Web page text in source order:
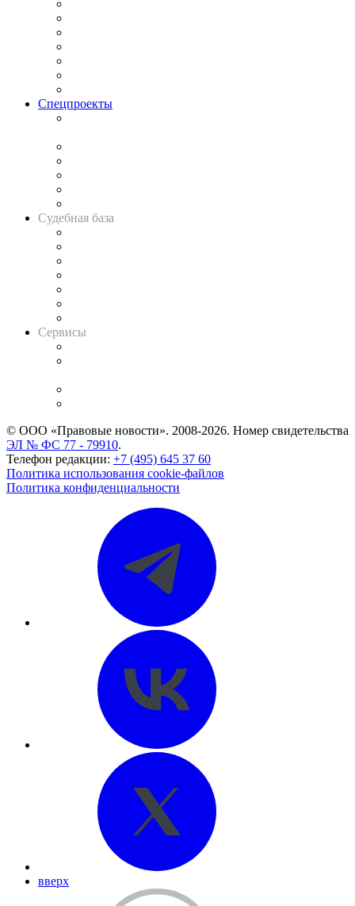
Спецпроекты
Судебная база
Сервисы
© ООО «Правовые новости». 2008-2026. Номер свидетельства
ЭЛ № ФС 77 - 79910.
Телефон редакции: +7 (495) 645 37 60
Политика использования cookie-файлов
Политика конфиденциальности
вверх